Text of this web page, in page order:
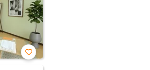
お気